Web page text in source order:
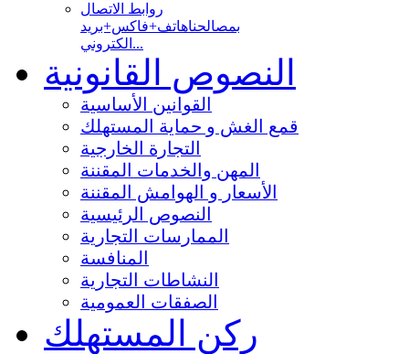
روابط الاتصال
بمصالحناهاتف+فاكس+بريد
الكتروني...
النصوص القانونية
القوانين الأساسية
قمع الغش و حماية المستهلك
التجارة الخارجية
المهن والخدمات المقننة
الأسعار و الهوامش المقننة
النصوص الرئيسية
الممارسات التجارية
المنافسة
النشاطات التجارية
الصفقات العمومية
ركن المستهلك